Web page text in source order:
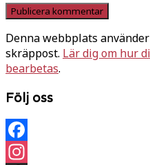
Denna webbplats
skräppost. Lär dig om hur
bearbetas.
Följ oss
Facebook